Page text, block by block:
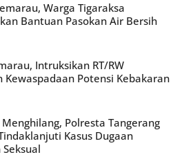
Warga Tigaraksa
Bantuan Pasokan Air Bersih
Intruksikan RT/RW
Kewaspadaan Potensi Kebakaran
Polresta Tangerang
Kasus Dugaan